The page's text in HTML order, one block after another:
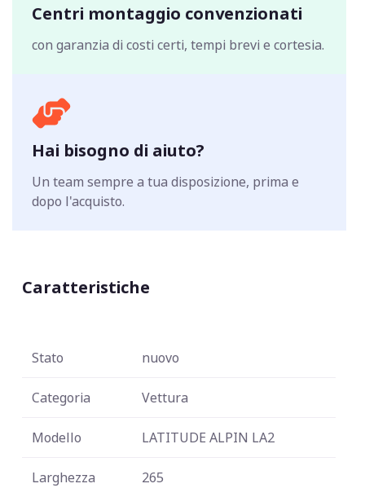
Centri montaggio convenzionati
con garanzia di costi certi, tempi brevi e cortesia.
Hai bisogno di aiuto?
Un team sempre a tua disposizione, prima e
dopo l'acquisto.
Caratteristiche
Stato nuovo
Categoria Vettura
Modello LATITUDE ALPIN LA2
Larghezza 265